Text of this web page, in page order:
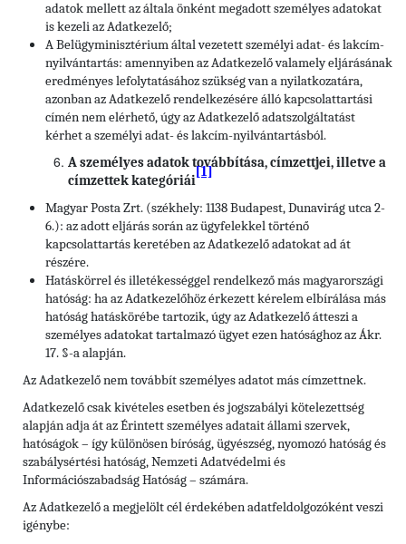
adatok mellett az általa önként megadott személyes adatokat
is kezeli az Adatkezelő;
A Belügyminisztérium által vezetett személyi adat- és lakcím-
nyilvántartás: amennyiben az Adatkezelő valamely eljárásának
eredményes lefolytatásához szükség van a nyilatkozatára,
azonban az Adatkezelő rendelkezésére álló kapcsolattartási
címén nem elérhető, úgy az Adatkezelő adatszolgáltatást
kérhet a személyi adat- és lakcím-nyilvántartásból.
A személyes adatok továbbítása, címzettjei, illetve a
címzettek kategóriái
[1]
Magyar Posta Zrt. (székhely: 1138 Budapest, Dunavirág utca 2-
6.): az adott eljárás során az ügyfelekkel történő
kapcsolattartás keretében az Adatkezelő adatokat ad át
részére.
Hatáskörrel és illetékességgel rendelkező más magyarországi
hatóság: ha az Adatkezelőhöz érkezett kérelem elbírálása más
hatóság hatáskörébe tartozik, úgy az Adatkezelő átteszi a
személyes adatokat tartalmazó ügyet ezen hatósághoz az Ákr.
17. §-a alapján.
Az Adatkezelő nem továbbít személyes adatot más címzettnek.
Adatkezelő csak kivételes esetben és jogszabályi kötelezettség
alapján adja át az Érintett személyes adatait állami szervek,
hatóságok – így különösen bíróság, ügyészség, nyomozó hatóság és
szabálysértési hatóság, Nemzeti Adatvédelmi és
Információszabadság Hatóság – számára.
Az Adatkezelő a megjelölt cél érdekében adatfeldolgozóként veszi
igénybe: